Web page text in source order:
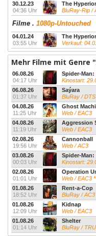
30.12.23
04:36 Uhr
The
BluRay-Rip /
Filme . 1080p-Untouched
04.01.24
03:55 Uhr
The
Verkauf:
Mehr Filme mit Genre
06.08.26
04:17 Uhr
Spider-Man:
Kinostart:
06.08.26
01:37 Uhr
Saýara
BluRay / DTS
04.08.26
11:25 Uhr
Ghost
Web / EAC3
04.08.26
11:19 Uhr
Aggression
Web / EAC3
02.08.26
19:56 Uhr
Cannonball
Web / AC3
03.08.26
00:03 Uhr
Spider-Man:
Kinostart:
02.08.26
01:01 Uhr
Operation
Web / EAC3
01.08.26
18:52 Uhr
Rent-a-Cop
BluRay / AC3
01.08.26
12:09 Uhr
Kidnap
Web / EAC3
01.08.26
01:14 Uhr
Shelter
BluRay /